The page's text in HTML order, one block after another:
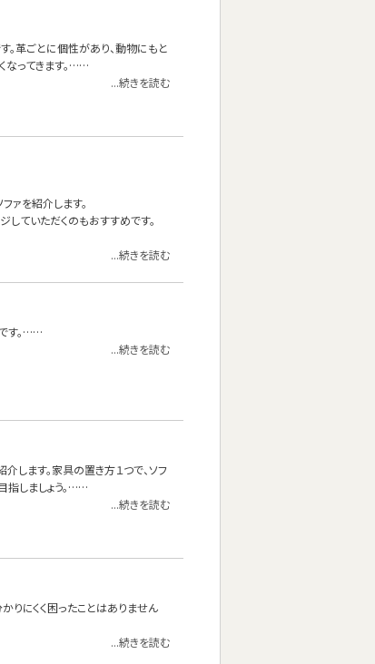
。革ごとに個性があり、動物にもと
なってきます。……
...続きを読む
ァを紹介します。
ていただくのもおすすめです。
...続きを読む
す。……
...続きを読む
します。家具の置き方１つで、ソフ
指しましょう。……
...続きを読む
りにくく困ったことはありません
...続きを読む